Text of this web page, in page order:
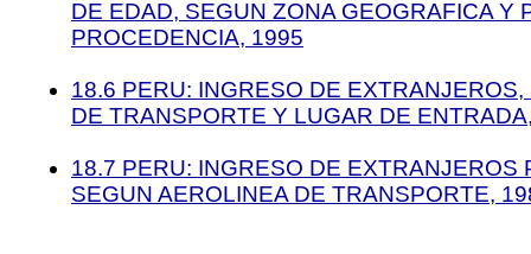
DE EDAD, SEGUN ZONA GEOGRAFICA Y
PROCEDENCIA, 1995
18.6 PERU: INGRESO DE
DE TRANSPORTE Y LUGAR DE
18.7 PERU: INGRESO DE EXTRANJEROS
SEGUN AEROLINEA DE TRANSPORTE,